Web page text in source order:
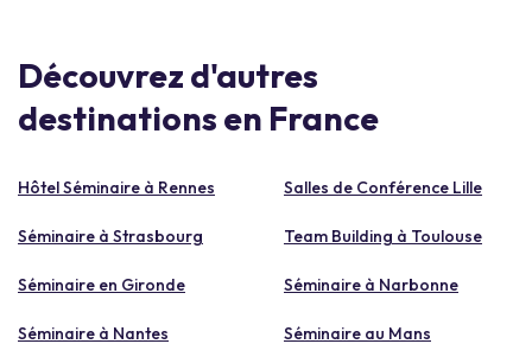
Découvrez d'autres
destinations en France
Hôtel Séminaire à Rennes Salles de Conférence Lille
Séminaire à Strasbourg Team Building à Toulouse
Séminaire en Gironde Séminaire à Narbonne
Séminaire à Nantes Séminaire au Mans